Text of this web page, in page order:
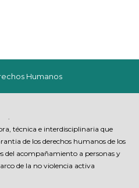
de los derechos humanos de los
del acompañamiento a personas y
de la no violencia activa